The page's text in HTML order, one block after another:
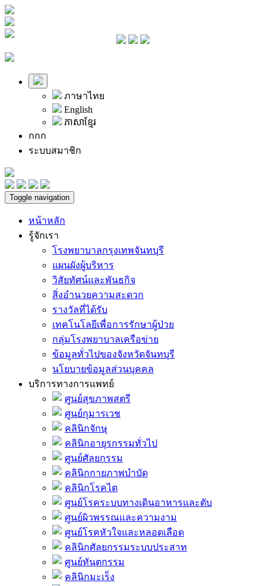
ภาษาไทย
English
ភាសាខ្មែរ
กกก
ระบบสมาชิก
Toggle navigation
หน้าหลัก
รู้จักเรา
โรงพยาบาลกรุงเทพจันทบุรี
แผนผังผู้บริหาร
วิสัยทัศน์และพันธกิจ
สิ่งอำนวยความสะดวก
รางวัลที่ได้รับ
เทคโนโลยีเพื่อการรักษาผู้ป่วย
กลุ่มโรงพยาบาลเครือข่าย
ข้อมูลทั่วไปของจังหวัดจันทบุรี
นโยบายข้อมูลส่วนบุคคล
บริการทางการแพทย์
ศูนย์สุขภาพสตรี
ศูนย์กุมารเวช
คลินิกจักษุ
คลินิกอายุรกรรมทั่วไป
ศูนย์ศัลยกรรม
คลินิกกายภาพบำบัด
คลินิกโรคไต
ศูนย์โรคระบบทางเดินอาหารและตับ
ศูนย์ผิวพรรณและความงาม
ศูนย์โรคหัวใจและหลอดเลือด
คลินิกศัลยกรรมระบบประสาท
ศูนย์ทันตกรรม
คลินิกมะเร็ง